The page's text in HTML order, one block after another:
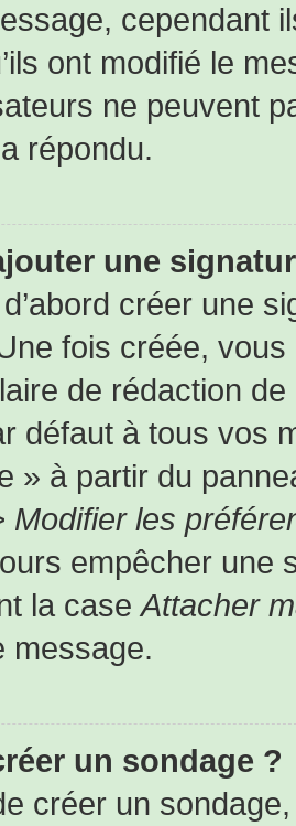
cependant
ont modifié le
ne peuvent
répondu.
une
créer une
fois créée,
de rédaction
défaut à tous vos
» à partir du
Modifier les
empêcher une
la caseAttacher
message.
un sondage ?
créer un